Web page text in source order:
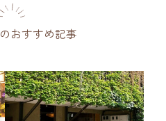
のおすすめ記事